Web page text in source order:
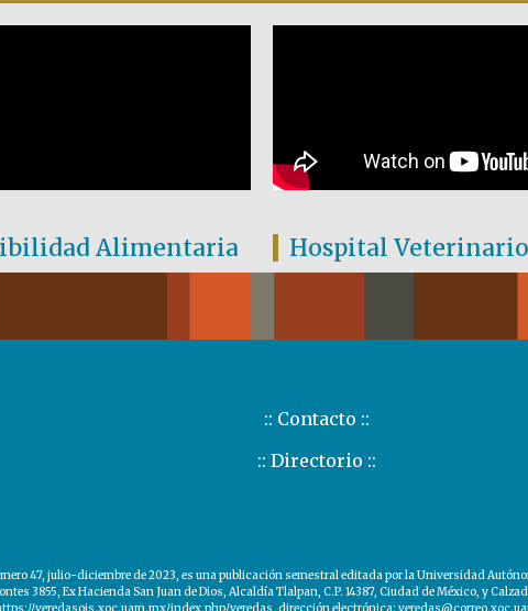
Alimentaria Hospital
:: Contacto ::
:: Directorio ::
número 47, julio-diciembre de 2023, es una publicación semestral editada por la Universidad
3855, Ex Hacienda San Juan de Dios, Alcaldía Tlalpan, C.P. 14387, Ciudad de México, y
veredasojs.xoc.uam.mx/index.php/veredas, dirección electrónica: